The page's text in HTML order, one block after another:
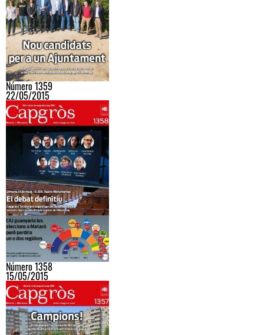
Número 1359
22/05/2015
Número 1358
15/05/2015